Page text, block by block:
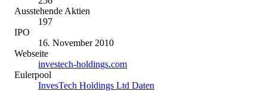
Ausstehende Aktien
197
IPO
16. November 2010
Webseite
investech-holdings.com
Eulerpool
InvesTech Holdings Ltd Daten